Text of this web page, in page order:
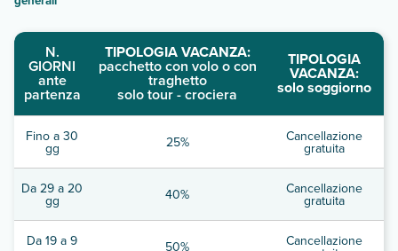
N.
GIORNI
ante
partenza
TIPOLOGIA VACANZA:
pacchetto con volo o con
traghetto
solo tour - crociera
TIPOLOGIA
VACANZA:
solo soggiorno
Fino a 30
gg 25% Cancellazione
gratuita
Da 29 a 20
gg 40% Cancellazione
gratuita
Da 19 a 9 50% Cancellazione